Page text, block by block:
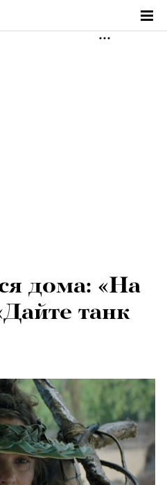
дома: «На
танк